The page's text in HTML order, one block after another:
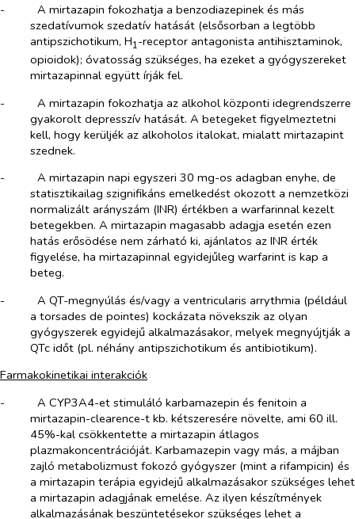
-​
A mirtazapin fokozhatja a benzodiazepinek és más
szedatívumok szedatív hatását (elsősorban a legtöbb
antipszichotikum, H1-receptor antagonista antihisztaminok,
opioidok); óvatosság szükséges, ha ezeket a gyógyszereket
mirtazapinnal együtt írják fel.
-​
A mirtazapin fokozhatja az alkohol központi idegrendszerre
gyakorolt depresszív hatását. A betegeket figyelmeztetni
kell, hogy kerüljék az alkoholos italokat, mialatt mirtazapint
szednek.
-​
A mirtazapin napi egyszeri 30 mg-os adagban enyhe, de
statisztikailag szignifikáns emelkedést okozott a nemzetközi
normalizált arányszám (INR) értékben a warfarinnal kezelt
betegekben. A mirtazapin magasabb adagja esetén ezen
hatás erősödése nem zárható ki, ajánlatos az INR érték
figyelése, ha mirtazapinnal egyidejűleg warfarint is kap a
beteg.
-​
A QT-megnyúlás és/vagy a ventricularis arrythmia (például
a torsades de pointes) kockázata növekszik az olyan
gyógyszerek egyidejű alkalmazásakor, melyek megnyújtják a
QTc időt (pl. néhány antipszichotikum és antibiotikum).
Farmakokinetikai interakciók
-​
A CYP3A4-et stimuláló karbamazepin és fenitoin a
mirtazapin-clearence-t kb. kétszeresére növelte, ami 60 ill.
45%-kal csökkentette a mirtazapin átlagos
plazmakoncentrációját. Karbamazepin vagy más, a májban
zajló metabolizmust fokozó gyógyszer (mint a rifampicin) és
a mirtazapin terápia egyidejű alkalmazásakor szükséges lehet
a mirtazapin adagjának emelése. Az ilyen készítmények
alkalmazásának beszüntetésekor szükséges lehet a